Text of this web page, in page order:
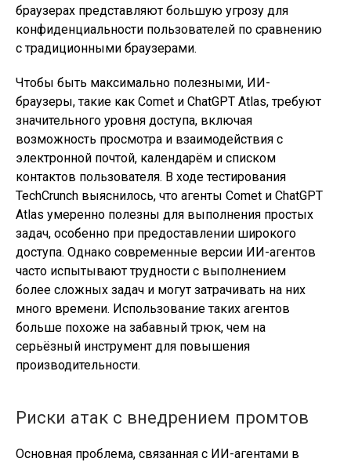
браузерах представляют большую угрозу для
конфиденциальности пользователей по сравнению
с традиционными браузерами.
Чтобы быть максимально полезными, ИИ-
браузеры, такие как Comet и ChatGPT Atlas, требуют
значительного уровня доступа, включая
возможность просмотра и взаимодействия с
электронной почтой, календарём и списком
контактов пользователя. В ходе тестирования
TechCrunch выяснилось, что агенты Comet и ChatGPT
Atlas умеренно полезны для выполнения простых
задач, особенно при предоставлении широкого
доступа. Однако современные версии ИИ-агентов
часто испытывают трудности с выполнением
более сложных задач и могут затрачивать на них
много времени. Использование таких агентов
больше похоже на забавный трюк, чем на
серьёзный инструмент для повышения
производительности.
Риски атак с внедрением промтов
Основная проблема, связанная с ИИ-агентами в